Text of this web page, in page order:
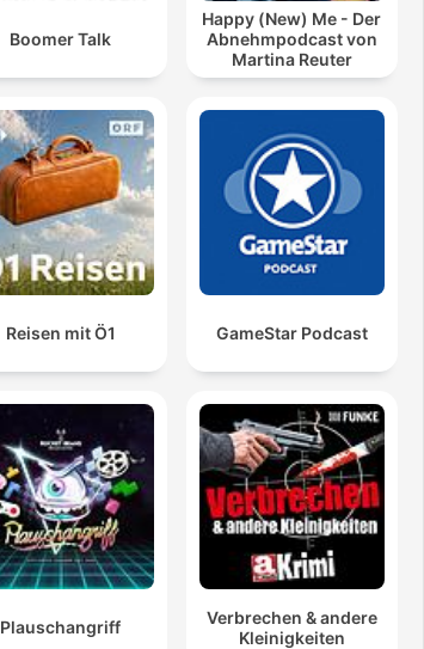
Boomer Talk
Happy (New) Me - Der
Abnehmpodcast von
Martina Reuter
Reisen mit Ö1 GameStar Podcast
Plauschangriff
Verbrechen & andere
Kleinigkeiten